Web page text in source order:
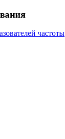
частоты